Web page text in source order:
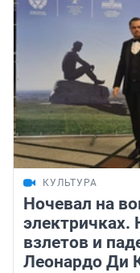
КУЛЬТУРА
Ночевал на
электричках.
взлетов и
Леонардо Ди